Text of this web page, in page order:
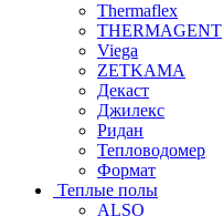
Thermaflex
THERMAGENT
Viega
ZETKAMA
Декаст
Джилекс
Ридан
Тепловодомер
Формат
Теплые полы
ALSO